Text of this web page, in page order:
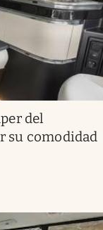
del
su comodidad